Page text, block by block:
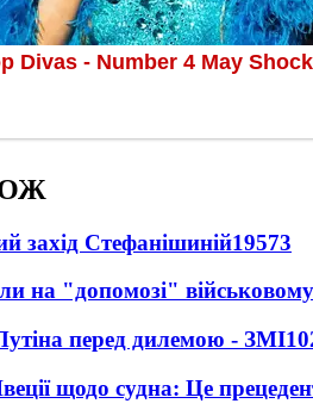
захід Стефанішиній19573
на "допомозі"
перед дилемою - ЗМІ
щодо судна: Це